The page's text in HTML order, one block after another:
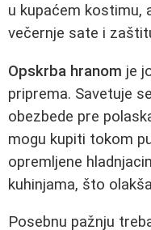
u kupaćem kostimu,
večernje sate i
Opskrba hranom je
priprema. Savetuje
obezbede pre
mogu kupiti tokom
opremljene
kuhinjama, što
Posebnu pažnju